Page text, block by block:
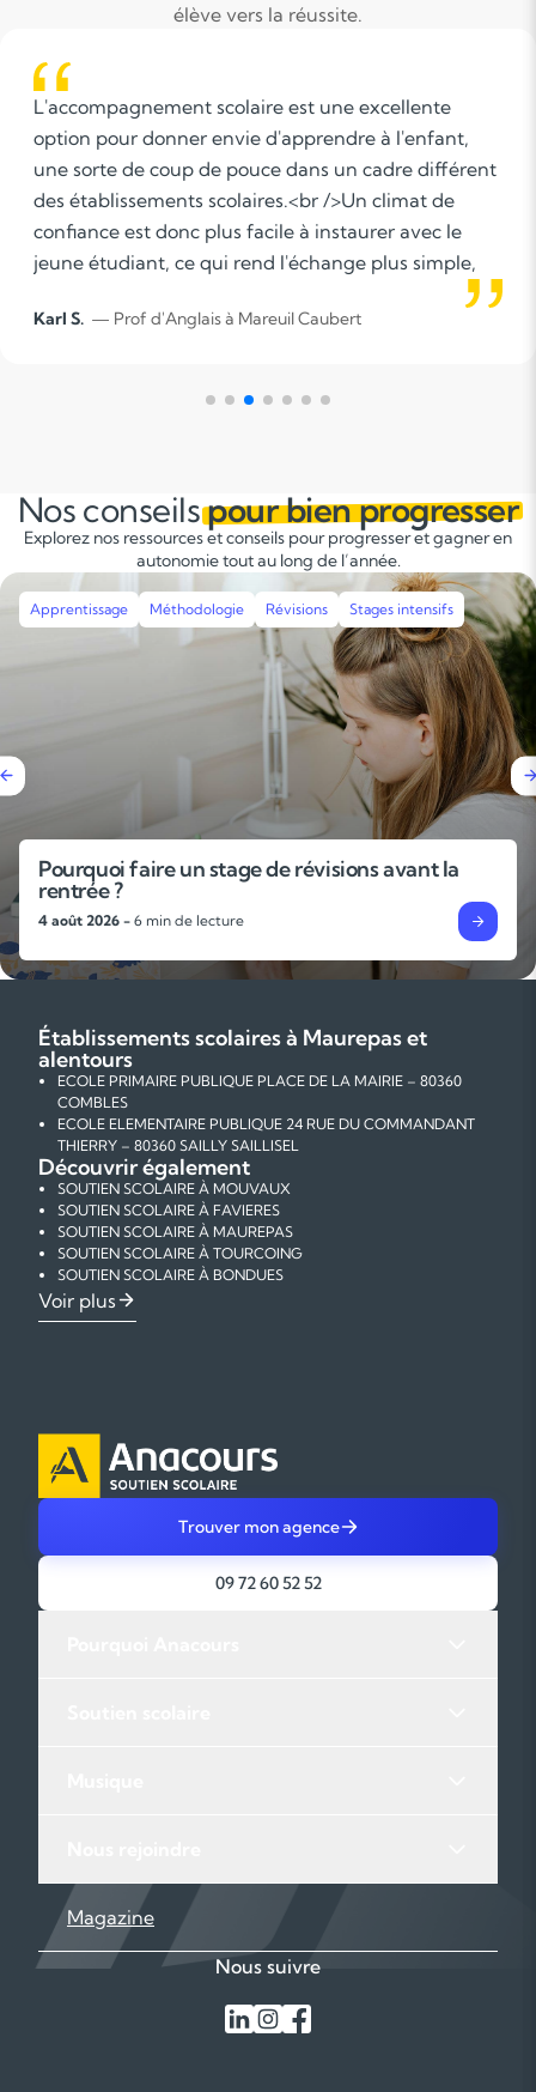
élève vers la réussite.
Pour moi, l'accompagnement scolaire, c'est, avant
tout, prendre en compte les différences
d'apprentissage de chaque élève pour s'adapter à
lui et proposer des méthodes adaptées. J'essaie
d'expliquer les cours simplement, en intégrant des
schémas, des exemples et des exercices.
Louise L.— Prof d'anglais à Amiens
Nos conseilspour bien progresser
Explorez nos ressources et conseils pour progresser et gagner en
autonomie tout au long de l’année.
Apprentissage Méthodologie
L’importance des gammes et des exercices
techniques pour progresser en musique
31 juillet 2026 -6 min de lecture
Établissements scolaires à Maurepas et
alentours
ECOLE PRIMAIRE PUBLIQUE PLACE DE LA MAIRIE – 80360
COMBLES
ECOLE ELEMENTAIRE PUBLIQUE 24 RUE DU COMMANDANT
THIERRY – 80360 SAILLY SAILLISEL
Découvrir également
SOUTIEN SCOLAIRE À MOUVAUX
SOUTIEN SCOLAIRE À FAVIERES
SOUTIEN SCOLAIRE À MAUREPAS
SOUTIEN SCOLAIRE À TOURCOING
SOUTIEN SCOLAIRE À BONDUES
SOUTIEN SCOLAIRE À RONCHIN
SOUTIEN SCOLAIRE À LA MADELEINE
SOUTIEN SCOLAIRE À LILLE
COURS PARTICULIERS DE MATHÉMATIQUES À MAUREPAS
COURS PARTICULIERS DE PHYSIQUE-CHIMIE À MAUREPAS
Voir plus
Trouver mon agence
09 72 60 52 52
Magazine
Nous suivre